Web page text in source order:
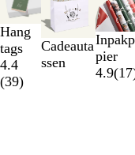
Hang
tags
4.4
(39)
Cadeauta
ssen
pier
4.9(17
t/m
2
van
6